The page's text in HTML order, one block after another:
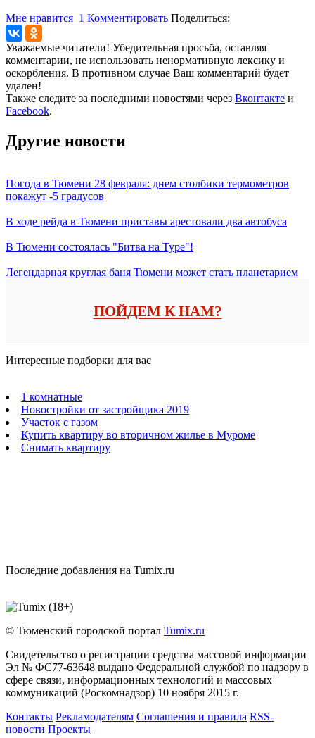
Мне нравится 1 Комментировать Поделиться:
Уважаемые читатели! Убедительная просьба, оставляя
комментарии, не использовать ненормативную лексику и
оскорбления. В противном случае Ваш комментарий будет
удален!
Также следите за последними новостями через Вконтакте и
Facebook.
Другие новости
Погода в Тюмени 28 февраля: днем столбики термометров
покажут -5 градусов
В ходе рейда в Тюмени приставы арестовали два автобуса
В Тюмени состоялась "Битва на Туре"!
Легендарная круглая баня Тюмени может стать планетарием
ПОЙДЕМ К НАМ?
Интересные подборки для вас
1 комнатные
Новостройки от застройщика 2019
Участок с газом
Купить квартиру во вторичном жилье в Муроме
Снимать квартиру
Последние добавления на Tumix.ru
© Тюменский городской портал Tumix.ru
Свидетельство о регистрации средства массовой информации
Эл № ФС77-63648 выдано Федеральной службой по надзору в
сфере связи, информационных технологий и массовых
коммуникаций (Роскомнадзор) 10 ноября 2015 г.
Контакты Рекламодателям Соглашения и правила RSS-
новости Проекты